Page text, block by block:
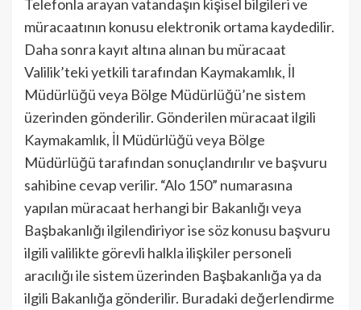
Telefonla arayan vatandaşın kişisel bilgileri ve
müracaatının konusu elektronik ortama kaydedilir.
Daha sonra kayıt altına alınan bu müracaat
Valilik’teki yetkili tarafından Kaymakamlık, İl
Müdürlüğü veya Bölge Müdürlüğü’ne sistem
üzerinden gönderilir. Gönderilen müracaat ilgili
Kaymakamlık, İl Müdürlüğü veya Bölge
Müdürlüğü tarafından sonuçlandırılır ve başvuru
sahibine cevap verilir. “Alo 150” numarasına
yapılan müracaat herhangi bir Bakanlığı veya
Başbakanlığı ilgilendiriyor ise söz konusu başvuru
ilgili valilikte görevli halkla ilişkiler personeli
aracılığı ile sistem üzerinden Başbakanlığa ya da
ilgili Bakanlığa gönderilir. Buradaki değerlendirme